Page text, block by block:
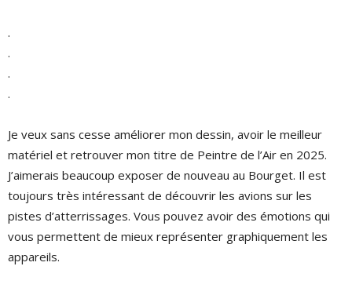
.
.
.
.
Je veux sans cesse améliorer mon dessin, avoir le meilleur
matériel et retrouver mon titre de Peintre de l’Air en 2025.
J’aimerais beaucoup exposer de nouveau au Bourget. Il est
toujours très intéressant de découvrir les avions sur les
pistes d’atterrissages. Vous pouvez avoir des émotions qui
vous permettent de mieux représenter graphiquement les
appareils.